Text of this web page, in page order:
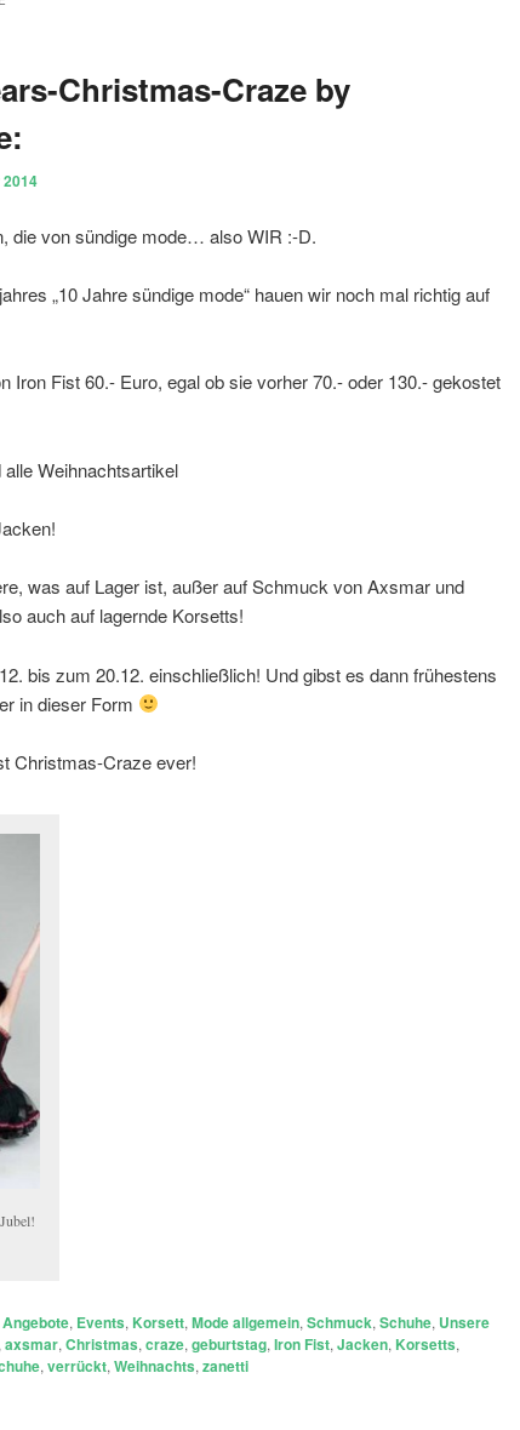
Christmas-Craze by
die von sündige mode… also WIR :-D.
„10 Jahre sündige mode“ hauen wir noch mal richtig auf
Iron Fist 60.- Euro, egal ob sie vorher 70.- oder 130.- gekostet
Weihnachtsartikel
was auf Lager ist, außer auf Schmuck von Axsmar und
auch auf lagernde Korsetts!
bis zum 20.12. einschließlich! Und gibst es dann frühestens
in dieser Form
Christmas-Craze ever!
Angebote, Events, Korsett, Mode allgemein, Schmuck, Schuhe, Unsere
axsmar, Christmas, craze, geburtstag, Iron Fist, Jacken, Korsetts,
, verrückt, Weihnachts, zanetti